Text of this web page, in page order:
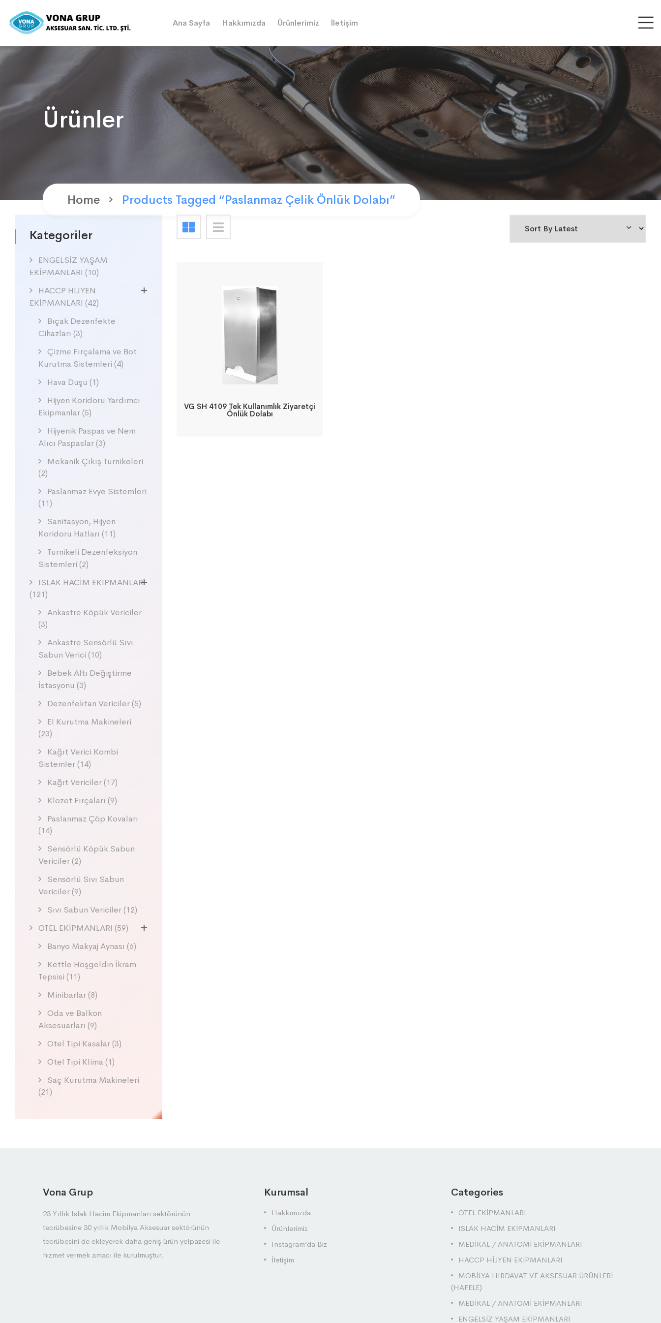
Ana Sayfa Hakkımızda Ürünlerimiz İletişim
Ürünler
Home Products Tagged “Paslanmaz Çelik Önlük Dolabı”
Kategoriler
ENGELSİZ YAŞAM
EKİPMANLARI (10)
HACCP HİJYEN
EKİPMANLARI (42)
Bıçak Dezenfekte
Cihazları (3)
Çizme Fırçalama ve Bot
Kurutma Sistemleri (4)
Hava Duşu (1)
Hijyen Koridoru Yardımcı
Ekipmanlar(5)
Hijyenik Paspas ve Nem
Alıcı Paspaslar(3)
Mekanik Çıkış Turnikeleri
(2)
Paslanmaz Evye Sistemleri
(11)
Sanitasyon, Hijyen
Koridoru Hatları (11)
Turnikeli Dezenfeksiyon
Sistemleri (2)
ISLAK HACİM EKİPMANLARI
(121)
Ankastre Köpük Vericiler
(3)
Ankastre Sensörlü Sıvı
Sabun Verici (10)
Bebek Altı Değiştirme
İstasyonu (3)
Dezenfektan Vericiler (5)
El Kurutma Makineleri
(23)
Kağıt Verici Kombi
Sistemler(14)
Kağıt Vericiler (17)
Klozet Fırçaları (9)
Paslanmaz Çöp Kovaları
(14)
Sensörlü Köpük Sabun
Vericiler(2)
Sensörlü Sıvı Sabun
Vericiler(9)
Sıvı Sabun Vericiler(12)
OTEL EKİPMANLARI (59)
Banyo Makyaj Aynası (6)
Kettle Hoşgeldin İkram
Tepsisi (11)
Minibarlar(8)
Oda ve Balkon
Aksesuarları (9)
Otel Tipi Kasalar(3)
Otel Tipi Klima (1)
Saç Kurutma Makineleri
(21)
VG SH 4109 Tek Kullanımlık Ziyaretçi
Önlük Dolabı
Vona Grup
23 Yıllık Islak Hacim Ekipmanları sektörünün
tecrübesine 30 yıllık Mobilya Aksesuar sektörünün
tecrübesini de ekleyerek daha geniş ürün yelpazesi ile
hizmet vermek amacı ile kurulmuştur.
Kurumsal
Hakkımızda
Ürünlerimiz
Instagram’da Biz
İletişim
Categories
OTEL EKİPMANLARI
ISLAK HACİM EKİPMANLARI
MEDİKAL / ANATOMİ EKİPMANLARI
HACCP HİJYEN EKİPMANLARI
MOBİLYA HIRDAVAT VE AKSESUAR ÜRÜNLERİ
(HAFELE)
MEDİKAL / ANATOMİ EKİPMANLARI
ENGELSİZ YAŞAM EKİPMANLARI